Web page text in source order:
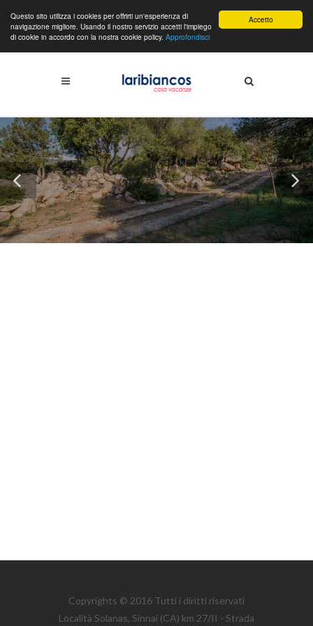
Accetto
Questo sito utilizza i cookies per offrirti un'esperienza di
navigazione migliore. Usando il nostro servizio accetti l'impiego
di cookie in accordo con la nostra cookie policy. Approfondisci
Copyrights © 2016 Tutti i diritti riservati
Località Solanas, Sinnai (CA) km 27/II - Strada